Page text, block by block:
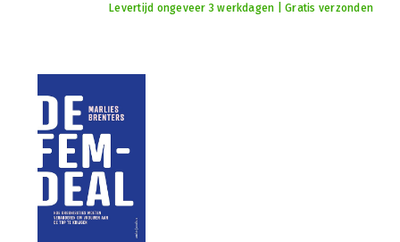
Levertijd ongeveer 3 werkdagen | Gratis verzonden